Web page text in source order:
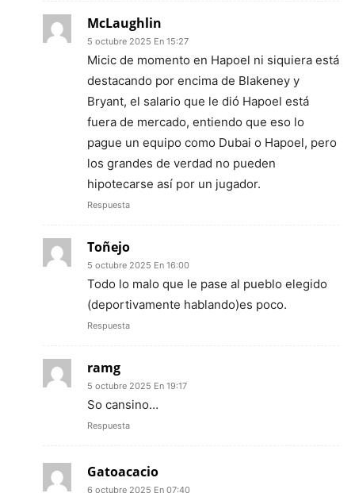
McLaughlin
5 octubre 2025 En 15:27
Micic de momento en Hapoel ni siquiera está
destacando por encima de Blakeney y
Bryant, el salario que le dió Hapoel está
fuera de mercado, entiendo que eso lo
pague un equipo como Dubai o Hapoel, pero
los grandes de verdad no pueden
hipotecarse así por un jugador.
Respuesta
Toñejo
5 octubre 2025 En 16:00
Todo lo malo que le pase al pueblo elegido
(deportivamente hablando)es poco.
Respuesta
ramg
5 octubre 2025 En 19:17
So cansino…
Respuesta
Gatoacacio
6 octubre 2025 En 07:40